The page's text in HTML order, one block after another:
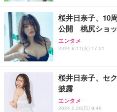
桜井日奈子、10
公開 桃尻ショ
エンタメ
2024.6.11(火) 17:21
桜井日奈子、セ
披露
エンタメ
2024.5.26(日) 9:46